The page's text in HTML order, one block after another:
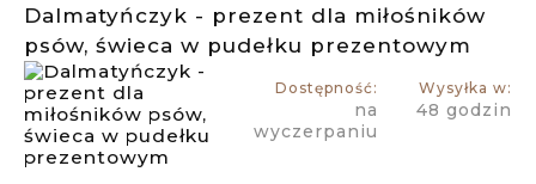
Dalmatyńczyk - prezent dla miłośników
psów, świeca w pudełku prezentowym
Dostępność:
na
wyczerpaniu
Wysyłka w:
48 godzin